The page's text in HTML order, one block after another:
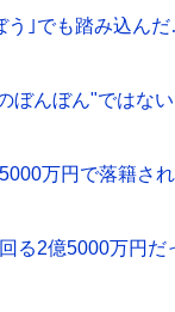
う｣でも踏み込ん
ぼんぼん"ではな
万円で落籍さ
る2億5000万円